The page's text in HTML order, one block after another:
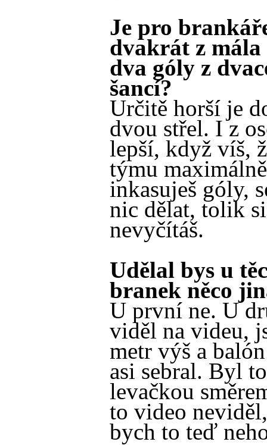
Je pro
dvakrát z mála
dva góly z
šancí?
Určitě horší je
dvou střel. I z
lepší, když víš,
týmu
inkasuješ góly,
nic dělat, tolik
nevyčítáš.
Udělal bys u
branek něco
U první ne. U
viděl na videu,
metr výš a
asi sebral. Byl
levačkou
to video
bych to teď